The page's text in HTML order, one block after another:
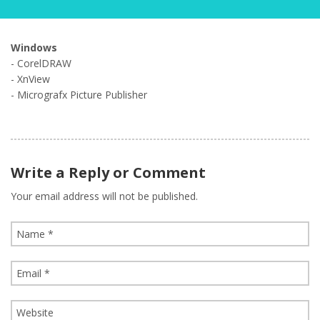
Windows
- CorelDRAW
- XnView
- Micrografx Picture Publisher
Write a Reply or Comment
Your email address will not be published.